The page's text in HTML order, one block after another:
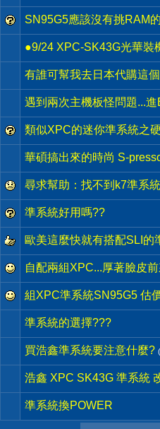
SN95G5應該沒有挑RAM
●9/24 XPC-SK43G光華裝
有誰可幫我去日本代購這
遇到兩次主機板怪問題...
類似XPC的迷你準系統之
華碩搞出來的時尚 S-
尋求幫助：找不到k7準系
準系統好用嗎??
歐美這麼快就有搭配SLI的
自配兩組XPC...厚著臉皮
組XPC準系統SN95G5 估
準系統的選擇???
買浩鑫準系統要注意什麼?
浩鑫 XPC SK43G 準系統
準系統換POWER